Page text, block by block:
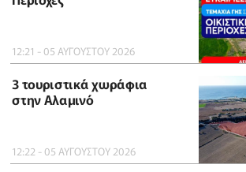
12:21 - 05 ΑΥΓΟΥΣΤΟΥ 2026
3 τουριστικά χωράφια
στην Αλαμινό
12:22 - 05 ΑΥΓΟΥΣΤΟΥ 2026